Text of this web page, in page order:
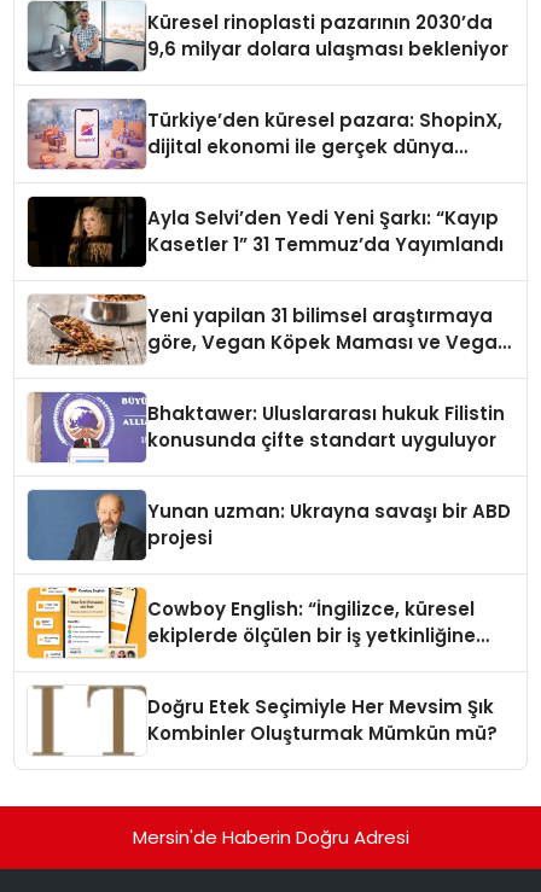
Küresel rinoplasti pazarının 2030’da
9,6 milyar dolara ulaşması bekleniyor
Türkiye’den küresel pazara: ShopinX,
dijital ekonomi ile gerçek dünya
Ayla Selvi’den Yedi Yeni Şarkı: “Kayıp
Kasetler 1” 31 Temmuz’da Yayımlandı
Yeni yapilan 31 bilimsel araştırmaya
göre, Vegan Köpek Maması ve Vegan
Bhaktawer: Uluslararası hukuk Filistin
konusunda çifte standart uyguluyor
Yunan uzman: Ukrayna savaşı bir ABD
projesi
Cowboy English: “İngilizce, küresel
ekiplerde ölçülen bir iş yetkinliğine
Doğru Etek Seçimiyle Her Mevsim Şık
Kombinler Oluşturmak Mümkün mü?
Mersin'de Haberin Doğru Adresi